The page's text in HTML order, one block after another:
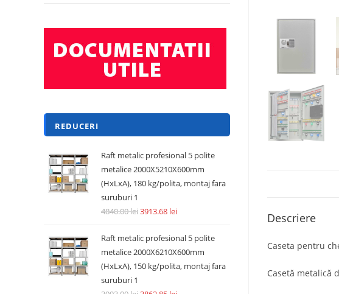
Descriere
Caseta pentru
Casetă metalică
REDUCERI
Raft metalic profesional 5 polite
metalice 2000X5210X600mm
(HxLxA), 180 kg/polita, montaj fara
suruburi 1
4840.00lei3913.68 lei
Raft metalic profesional 5 polite
metalice 2000X6210X600mm
(HxLxA), 150 kg/polita, montaj fara
suruburi 1